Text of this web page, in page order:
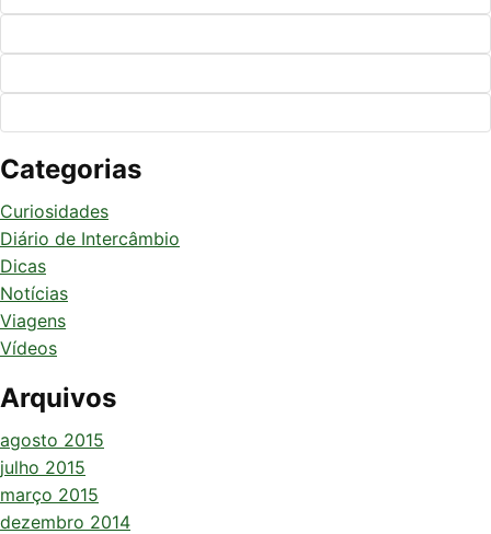
Categorias
Curiosidades
Diário de Intercâmbio
Dicas
Notícias
Viagens
Vídeos
Arquivos
agosto 2015
julho 2015
março 2015
dezembro 2014